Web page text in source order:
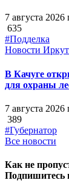
7 августа 2026
635
#Подделка
Новости
В Качуге
для охраны
7 августа 2026
389
#Губернатор
Все новости
Как не
Подпишитесь